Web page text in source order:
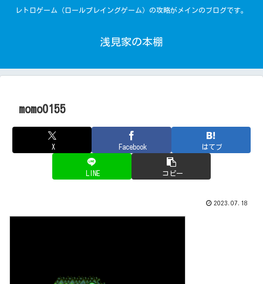
レトロゲーム（ロールプレイングゲーム）の攻略がメインのブログです。
浅見家の本棚
momo0155
X Facebook はてブ
LINE コピー
2023.07.18